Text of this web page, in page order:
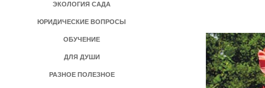
ЭКОЛОГИЯ САДА
ЮРИДИЧЕСКИЕ ВОПРОСЫ
ОБУЧЕНИЕ
ДЛЯ ДУШИ
РАЗНОЕ ПОЛЕЗНОЕ